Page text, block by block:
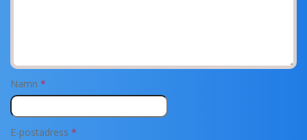
Namn *
E-postadress *